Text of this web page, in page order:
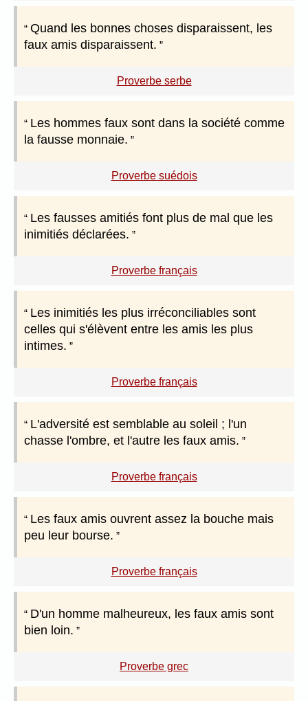
Quand les bonnes choses disparaissent, les
faux amis disparaissent.
Proverbe serbe
Les hommes faux sont dans la société comme
la fausse monnaie.
Proverbe suédois
Les fausses amitiés font plus de mal que les
inimitiés déclarées.
Proverbe français
Les inimitiés les plus irréconciliables sont
celles qui s'élèvent entre les amis les plus
intimes.
Proverbe français
L'adversité est semblable au soleil ; l'un
chasse l'ombre, et l'autre les faux amis.
Proverbe français
Les faux amis ouvrent assez la bouche mais
peu leur bourse.
Proverbe français
D'un homme malheureux, les faux amis sont
bien loin.
Proverbe grec